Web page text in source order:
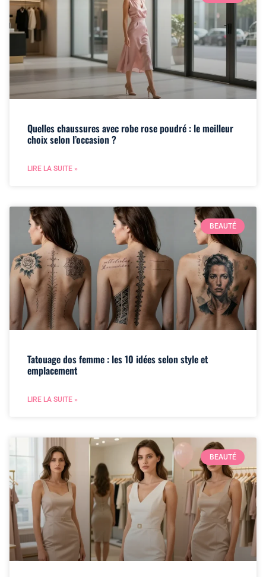
Quelles chaussures avec robe rose poudré : le meilleur
choix selon l’occasion ?
LIRE LA SUITE »
BEAUTÉ
Tatouage dos femme : les 10 idées selon style et
emplacement
LIRE LA SUITE »
BEAUTÉ